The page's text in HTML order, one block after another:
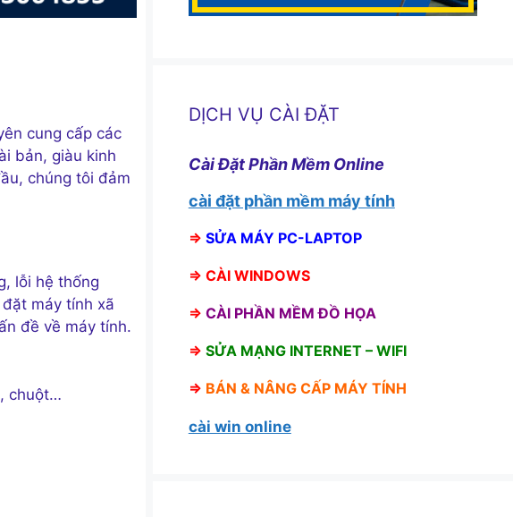
cung cấp các
bản, giàu kinh
chúng tôi đảm
lỗi hệ thống
máy tính xã
đề về máy tính.
chuột…
DỊCH VỤ CÀI ĐẶT
Cài Đặt Phần Mềm Online
cài đặt phần mềm máy tính
⇒ SỬA MÁY PC-LAPTOP
⇒ CÀI WINDOWS
⇒ CÀI PHẦN MỀM ĐỒ HỌA
⇒ SỬA MẠNG INTERNET – WIFI
⇒ BÁN & NÂNG CẤP MÁY TÍNH
cài win online